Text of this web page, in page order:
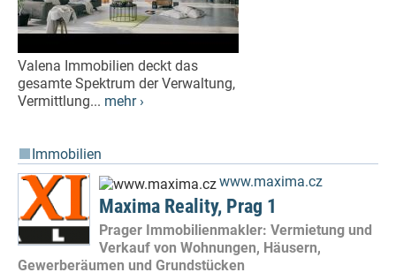
Valena Immobilien deckt das
gesamte Spektrum der Verwaltung,
Vermittlung... mehr ›
Immobilien
www.maxima.cz
Maxima Reality, Prag 1
Prager Immobilienmakler: Vermietung und
Verkauf von Wohnungen, Häusern,
Gewerberäumen und Grundstücken